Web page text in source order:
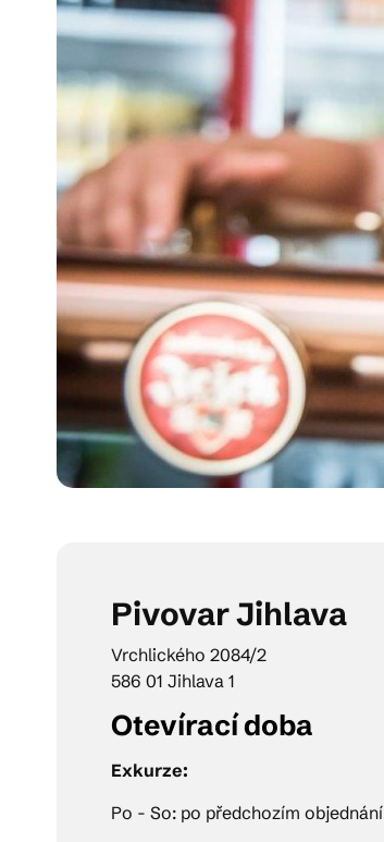
Pivovar Jihlava
Vrchlického 2084/2
586 01 Jihlava 1
Otevírací doba
Exkurze:
Po - So: po předchozím objednání